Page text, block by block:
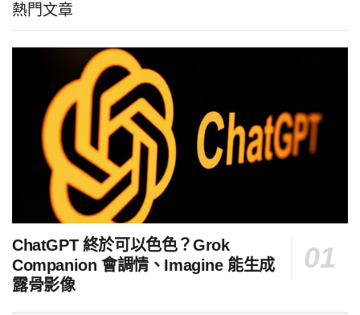
熱門文章
ChatGPT 終於可以色色？Grok
Companion 會調情、Imagine 能生成
露骨影像